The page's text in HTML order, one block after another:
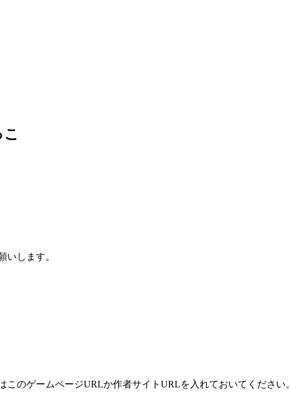
いします。
のゲームページURLか作者サイトURLを入れておいてください。